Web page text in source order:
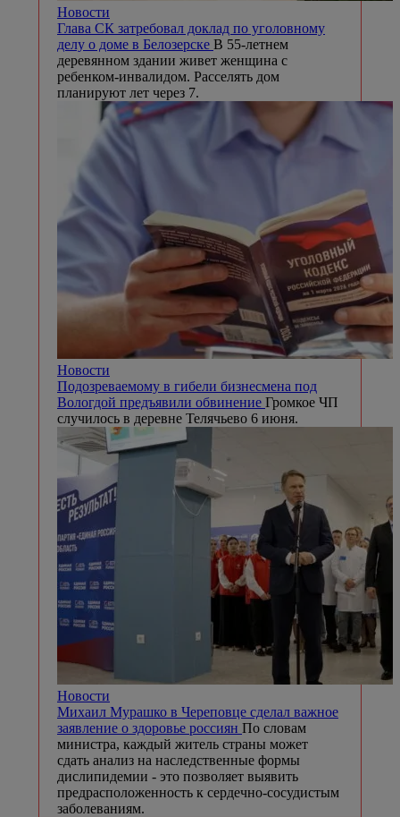
Новости
Глава СК затребовал доклад по уголовному
делу о доме в Белозерске В 55-летнем
деревянном здании живет женщина с
ребенком-инвалидом. Расселять дом
планируют лет через 7.
Новости
Подозреваемому в гибели бизнесмена под
Вологдой предъявили обвинение Громкое ЧП
случилось в деревне Телячьево 6 июня.
Новости
Михаил Мурашко в Череповце сделал важное
заявление о здоровье россиян По словам
министра, каждый житель страны может
сдать анализ на наследственные формы
дислипидемии - это позволяет выявить
предрасположенность к сердечно-сосудистым
заболеваниям.